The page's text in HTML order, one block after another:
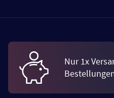
Nur 1x